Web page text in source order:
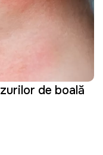
de boală